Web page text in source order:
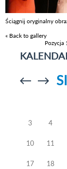
Ściągnij oryginalny
« Back to gallery
Pozycja
Przejdź do
3 4
10 11
17 18